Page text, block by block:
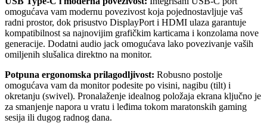
omogućava vam modernu povezivost koja pojednostavljuje vaš
radni prostor, dok prisustvo DisplayPort i HDMI ulaza garantuje
kompatibilnost sa najnovijim grafičkim karticama i konzolama nove
generacije. Dodatni audio jack omogućava lako povezivanje vaših
omiljenih slušalica direktno na monitor.
Potpuna ergonomska prilagodljivost: Robusno postolje
omogućava vam da monitor podesite po visini, nagibu (tilt) i
okretanju (swivel). Pronalaženje idealnog položaja ekrana ključno je
za smanjenje napora u vratu i leđima tokom maratonskih gaming
sesija ili dugog radnog dana.